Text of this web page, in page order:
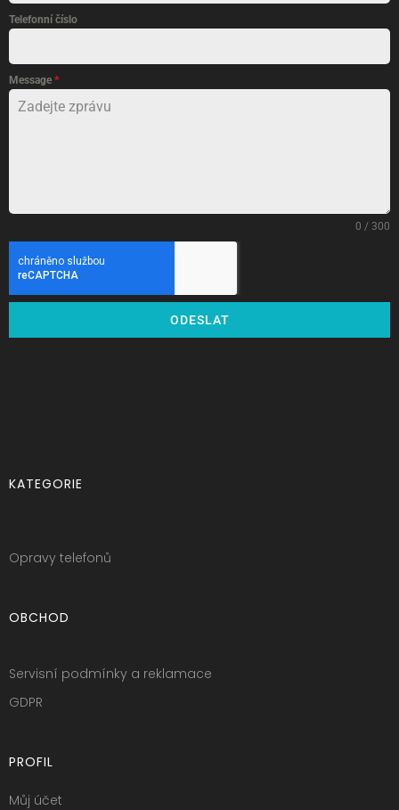
Telefonní číslo
Message *
0 / 300
ODESLAT
KATEGORIE
Opravy telefonů
OBCHOD
Servisní podmínky a reklamace
GDPR
PROFIL
Můj účet